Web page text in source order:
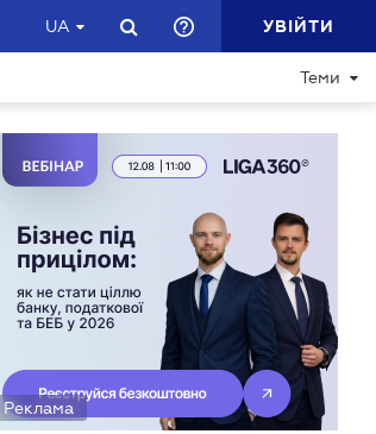
UA УВІЙТИ
Теми
Реклама